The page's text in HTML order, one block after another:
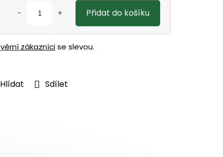
Hlídat Sdílet
Přidat do košíku
věrní zákaznícise slevou.